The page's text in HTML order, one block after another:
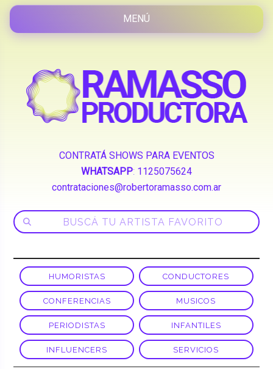
CONTRATÁ SHOWS PARA EVENTOS
WHATSAPP: 1125075624
contrataciones@robertoramasso.com.ar
HUMORISTAS CONDUCTORES
CONFERENCIAS MUSICOS
PERIODISTAS INFANTILES
INFLUENCERS SERVICIOS